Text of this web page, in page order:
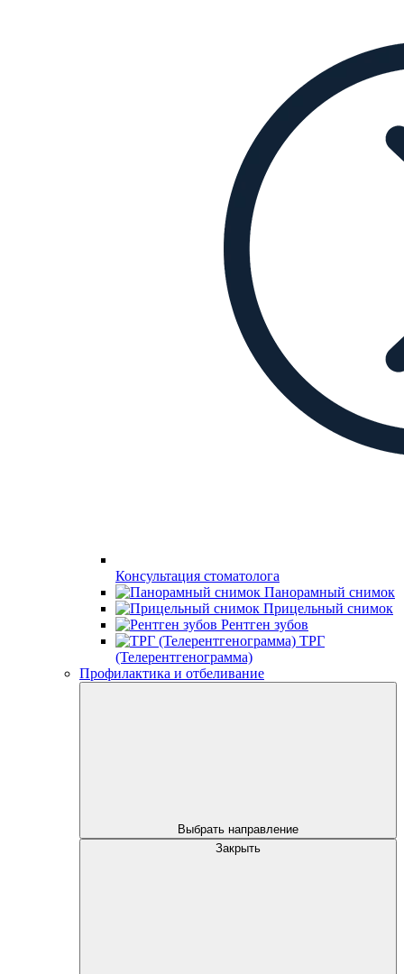
Консультация стоматолога
Панорамный снимок
Прицельный снимок
Рентген зубов
ТРГ
(Телерентгенограмма)
Профилактика и отбеливание
Выбрать направление
Закрыть